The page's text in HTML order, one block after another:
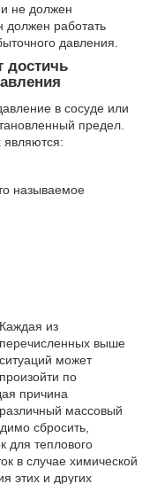
не должен
должен работать
давления.
достичь
в сосуде или
предел.
называемое
Каждая из
перечисленных выше
ситуаций может
произойти по
причина
массовый
сбросить,
для теплового
в случае химической
этих и других